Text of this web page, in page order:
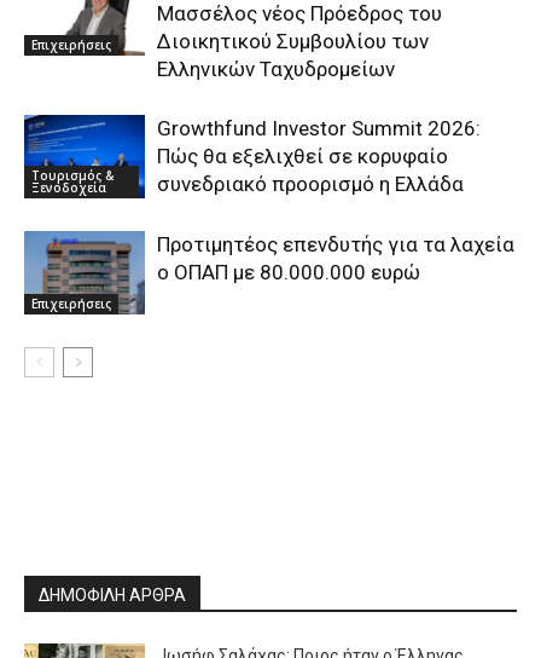
Επιχειρήσεις
Μασσέλος νέος Πρόεδρος του
Διοικητικού Συμβουλίου των
Ελληνικών Ταχυδρομείων
Τουρισμός &
Ξενοδοχεία
Growthfund Investor Summit 2026:
Πώς θα εξελιχθεί σε κορυφαίο
συνεδριακό προορισμό η Ελλάδα
Επιχειρήσεις
Προτιμητέος επενδυτής για τα λαχεία
ο ΟΠΑΠ με 80.000.000 ευρώ
ΔΗΜΟΦΙΛΗ ΑΡΘΡΑ